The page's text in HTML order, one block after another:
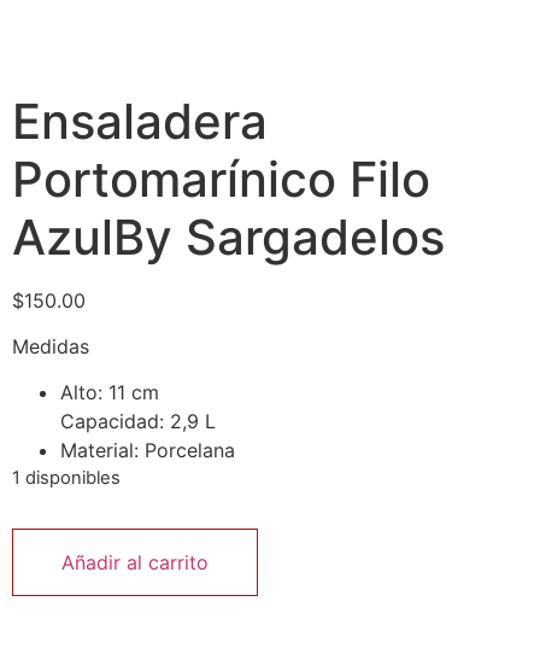
Ensaladera
Portomarínico Filo
AzulBy Sargadelos
$150.00
Medidas
Alto: 11 cm
Capacidad: 2,9 L
Material: Porcelana
1 disponibles
Añadir al carrito